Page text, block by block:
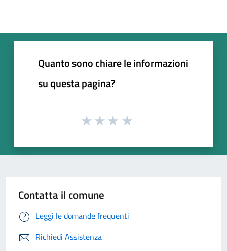
Quanto sono chiare le informazioni
su questa pagina?
Contatta il comune
Leggi le domande frequenti
Richiedi Assistenza